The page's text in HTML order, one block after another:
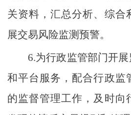
关资料，汇总分析、综合
展交易风险监测预警。
6.为行政监管部门开
和平台服务，配合行政监
的监督管理工作，及时向